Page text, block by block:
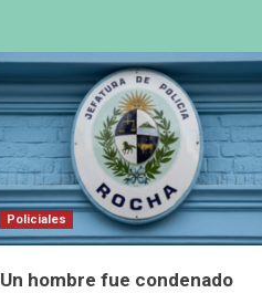
Policiales
Un hombre fue condenado